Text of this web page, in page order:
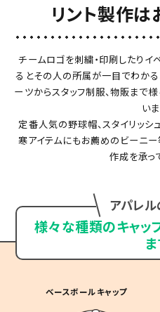
※8月10日は通常営業日です。
期間中に頂きましたお問い合
応させていただきます。
ご迷惑をお掛けいたしますが、
しくお願いいたします。
リント製作は
チームロゴを刺繍・印刷したりイ
るとその人の所属が一目でわかる
ーツからスタッフ制服、物販まで
いま
定番人気の野球帽、スタイリッシ
寒アイテムにもお薦めのビーニ
作成を承っ
アパレ
様々な種類のキャッ
ベースボールキャップ